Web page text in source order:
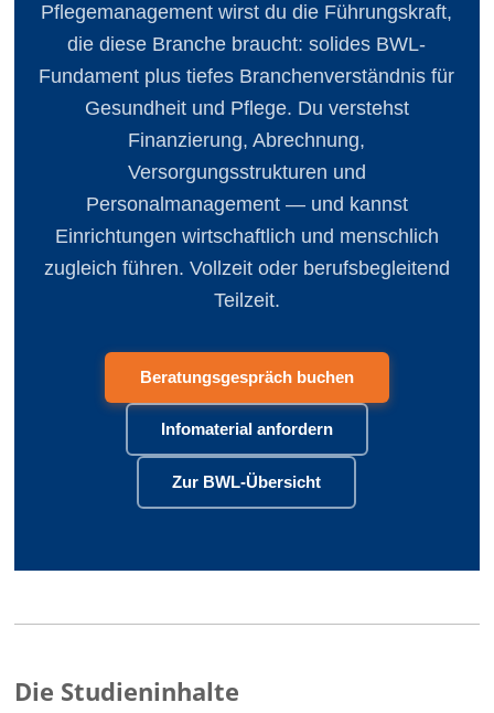
Pflege­management wirst du die Führungskraft,
die diese Branche braucht: solides BWL-
Fundament plus tiefes Branchen­verständnis für
Gesundheit und Pflege. Du verstehst
Finanzierung, Abrechnung,
Versorgungsstrukturen und
Personalmanagement — und kannst
Einrichtungen wirtschaftlich und menschlich
zugleich führen. Vollzeit oder berufs­begleitend
Teilzeit.
Beratungsgespräch buchen
Infomaterial anfordern
Zur BWL-Übersicht
Die Studieninhalte